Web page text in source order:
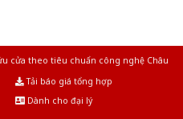
cửa theo tiêu chuẩn công nghệ Châu
Tải báo giá tổng hợp
Dành cho đại lý